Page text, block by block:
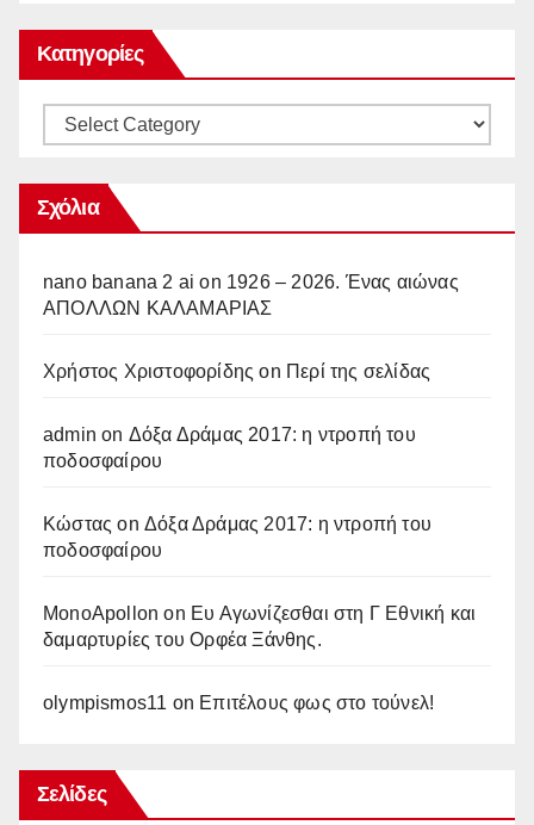
Κατηγορίες
Κατηγορίες
Σχόλια
nano banana 2 ai on 1926 – 2026. Ένας αιώνας
ΑΠΟΛΛΩΝ ΚΑΛΑΜΑΡΙΑΣ
Χρήστος Χριστοφορίδης on Περί της σελίδας
admin on Δόξα Δράμας 2017: η ντροπή του
ποδοσφαίρου
Κώστας onΔόξα Δράμας 2017: η ντροπή του
ποδοσφαίρου
MonoApollon on Ευ Αγωνίζεσθαι στη Γ Εθνική και
δαμαρτυρίες του Ορφέα Ξάνθης.
olympismos11 on Επιτέλους φως στο τούνελ!
Σελίδες